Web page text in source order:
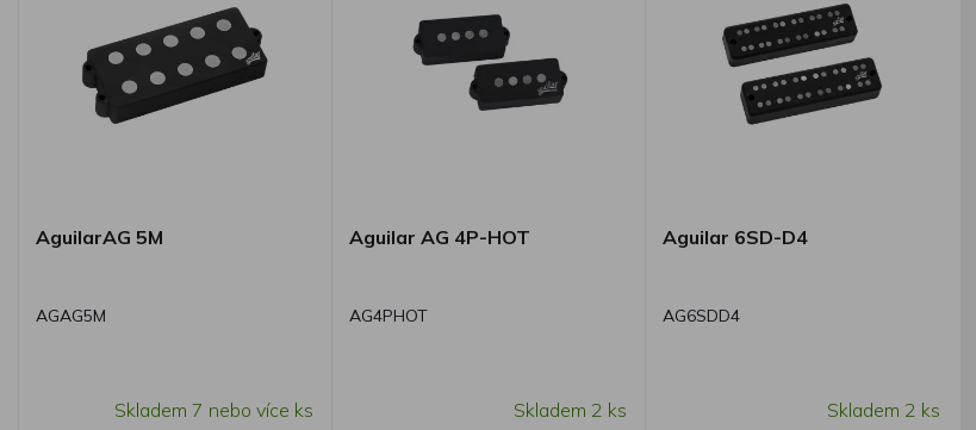
AguilarAG 5M
AGAG5M
Skladem 7 nebo více ks
Aguilar AG 4P-HOT
AG4PHOT
Skladem 2 ks
Aguilar 6SD-D4
AG6SDD4
Skladem 2 ks